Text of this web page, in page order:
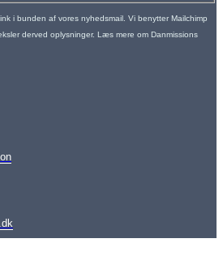
i bunden af vores nyhedsmail. Vi benytter Mailchimp
derved oplysninger. Læs mere om Danmissions